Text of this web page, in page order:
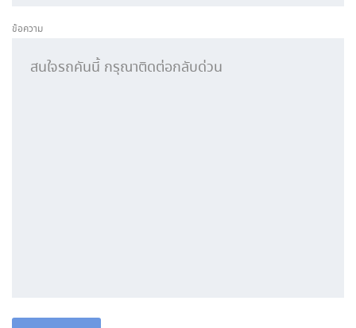
ข้อความ